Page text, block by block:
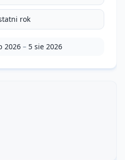
rok
2026– 5 sie 2026